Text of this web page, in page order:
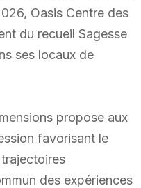
Oasis Centre des
du recueil Sagesse
ses locaux de
propose aux
favorisant le
des expériences